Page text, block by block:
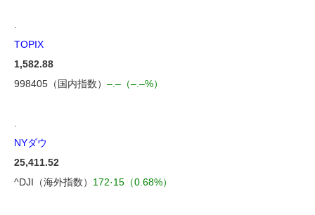
.
TOPIX
1,582.88
998405（国内指数） –.–（–.–%）
.
NYダウ
25,411.52
^DJI（海外指数） 172·15（0.68%）